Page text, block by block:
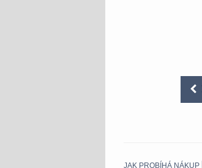
JAK PROBÍHÁ NÁKUP